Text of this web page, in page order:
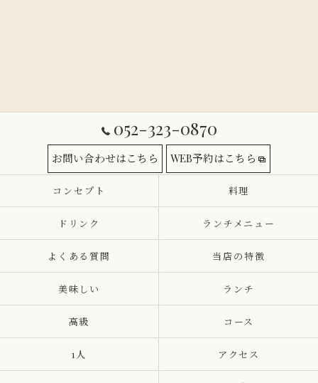
052-323-0870
お問い合わせはこちら WEB予約はこちら
コンセプト 料理
ドリンク ランチメニュー
よくある質問 当店の特徴
美味しい ランチ
高級 コース
1人 アクセス